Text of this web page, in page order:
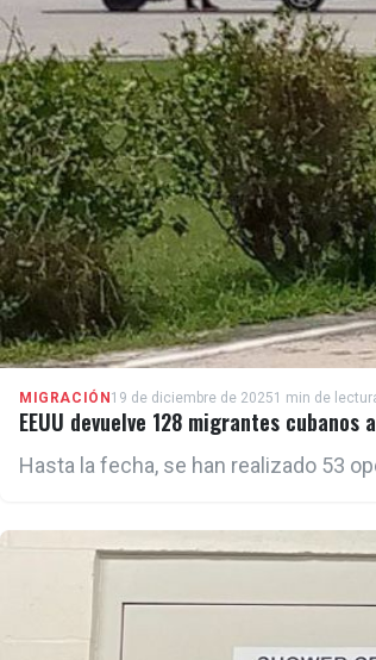
MIGRACIÓN 19 de diciembre de 20251 min de
EEUU devuelve 128 migrantes
Hasta la fecha, se han realizado 53